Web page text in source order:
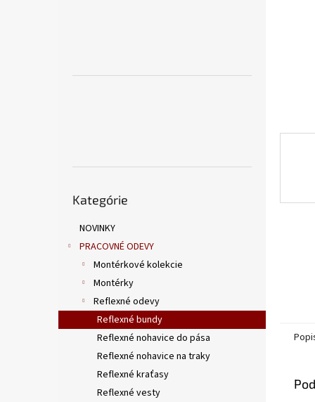
kategórie
Kategórie
NOVINKY
PRACOVNÉ ODEVY
Montérkové kolekcie
Montérky
Reflexné odevy
Reflexné bundy
Reflexné nohavice do pása
Reflexné nohavice na traky
Reflexné kraťasy
Reflexné vesty